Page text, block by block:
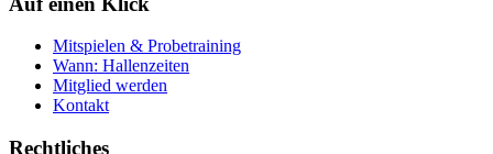
Mitspielen & Probetraining
Wann: Hallenzeiten
Mitglied werden
Kontakt
Rechtliches